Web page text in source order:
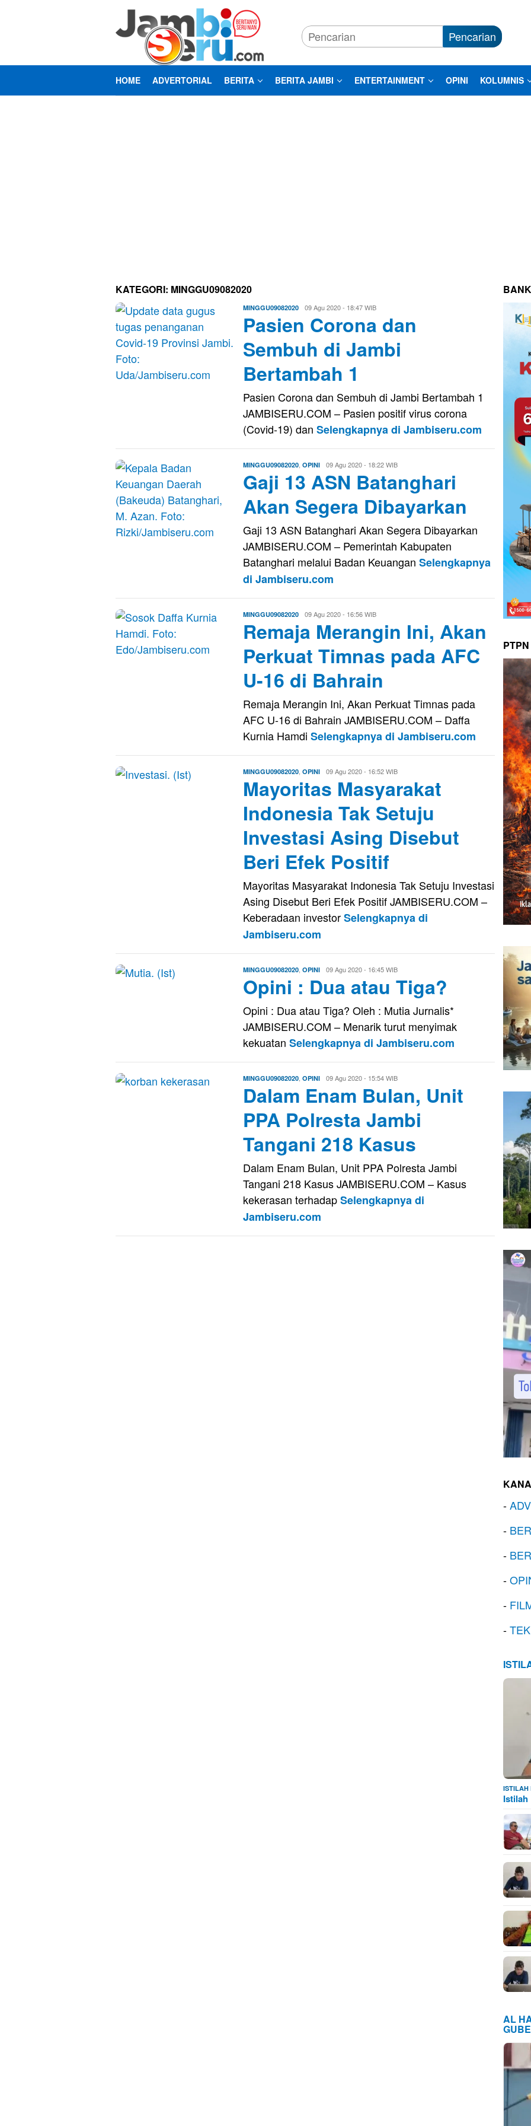
Pencarian
HOME ADVERTORIAL BERITA BERITA JAMBI ENTERTAINMENT OPINI KOLUMNIS
KATEGORI: MINGGU09082020
MINGGU09082020 Evo
Kusnady
09 Agu 2020 - 18:47 WIB
Pasien Corona dan
Sembuh di Jambi
Bertambah 1
Pasien Corona dan Sembuh di Jambi Bertambah 1
JAMBISERU.COM – Pasien positif virus corona
(Covid-19) dan Selengkapnya di Jambiseru.com
MINGGU09082020 OPINI Evo
Kusnady
09 Agu 2020 - 18:22 WIB
Gaji 13 ASN Batanghari
Akan Segera Dibayarkan
Gaji 13 ASN Batanghari Akan Segera Dibayarkan
JAMBISERU.COM – Pemerintah Kabupaten
Batanghari melalui Badan Keuangan Selengkapnya
di Jambiseru.com
MINGGU09082020 Evo
Kusnady
09 Agu 2020 - 16:56 WIB
Remaja Merangin Ini, Akan
Perkuat Timnas pada AFC
U-16 di Bahrain
Remaja Merangin Ini, Akan Perkuat Timnas pada
AFC U-16 di Bahrain JAMBISERU.COM – Daffa
Kurnia Hamdi Selengkapnya di Jambiseru.com
MINGGU09082020 OPINI Evo
Kusnady
09 Agu 2020 - 16:52 WIB
Mayoritas Masyarakat
Indonesia Tak Setuju
Investasi Asing Disebut
Beri Efek Positif
Mayoritas Masyarakat Indonesia Tak Setuju Investasi
Asing Disebut Beri Efek Positif JAMBISERU.COM –
Keberadaan investorSelengkapnya di
Jambiseru.com
MINGGU09082020 OPINI Evo
09 Agu 2020 - 16:45 WIB
Opini : Dua atau Tiga?
Opini : Dua atau Tiga? Oleh : Mutia Jurnalis*
JAMBISERU.COM – Menarik turut menyimak
kekuatan Selengkapnya di Jambiseru.com
MINGGU09082020 OPINI Evo
09 Agu 2020 - 15:54 WIB
Dalam Enam Bulan, Unit
PPA Polresta Jambi
Tangani 218 Kasus
Dalam Enam Bulan, Unit PPA Polresta Jambi
Tangani 218 Kasus JAMBISERU.COM – Kasus
kekerasan terhadapSelengkapnya di
Jambiseru.com
-
-
-
-
-
-
ISTILAH
Istilah
AL